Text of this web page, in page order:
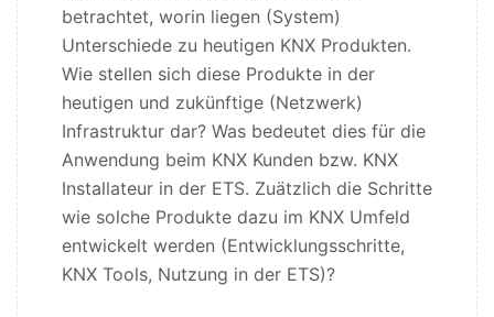
betrachtet, worin liegen (System)
Unterschiede zu heutigen KNX Produkten.
Wie stellen sich diese Produkte in der
heutigen und zukünftige (Netzwerk)
Infrastruktur dar? Was bedeutet dies für die
Anwendung beim KNX Kunden bzw. KNX
Installateur in der ETS. Zuätzlich die Schritte
wie solche Produkte dazu im KNX Umfeld
entwickelt werden (Entwicklungsschritte,
KNX Tools, Nutzung in der ETS)?